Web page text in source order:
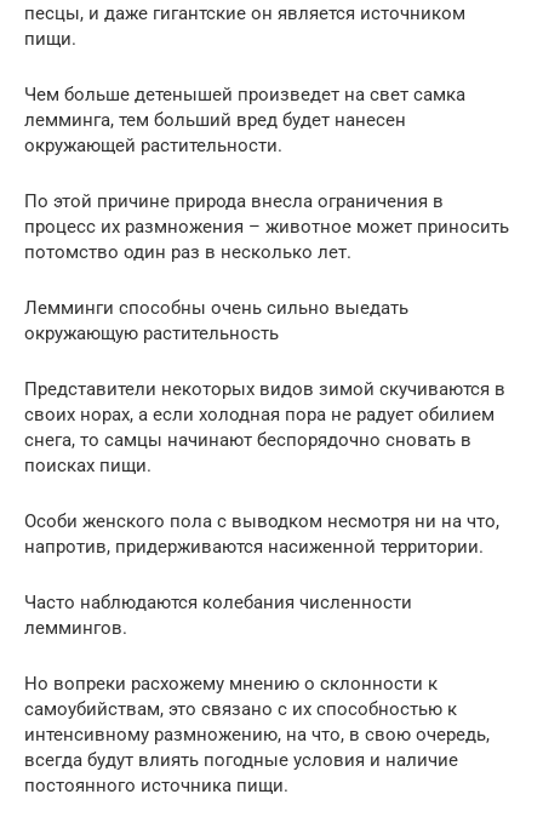
песцы, и даже гигантские он является источником
пищи.
Чем больше детенышей произведет на свет самка
лемминга, тем больший вред будет нанесен
окружающей растительности.
По этой причине природа внесла ограничения в
процесс их размножения – животное может приносить
потомство один раз в несколько лет.
Лемминги способны очень сильно выедать
окружающую растительность
Представители некоторых видов зимой скучиваются в
своих норах, а если холодная пора не радует обилием
снега, то самцы начинают беспорядочно сновать в
поисках пищи.
Особи женского пола с выводком несмотря ни на что,
напротив, придерживаются насиженной территории.
Часто наблюдаются колебания численности
леммингов.
Но вопреки расхожему мнению о склонности к
самоубийствам, это связано с их способностью к
интенсивному размножению, на что, в свою очередь,
всегда будут влиять погодные условия и наличие
постоянного источника пищи.